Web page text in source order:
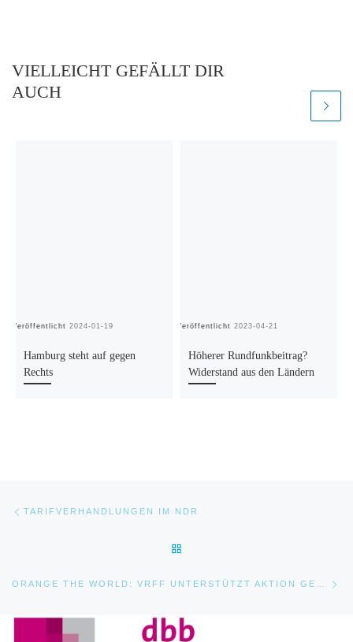
VIELLEICHT GEFÄLLT DIR
AUCH
Veröffentlicht2024-01-19
Hamburg steht auf gegen
Rechts
Veröffentlicht2023-04-21
Höherer Rundfunkbeitrag?
Widerstand aus den Ländern
Beitragsnavigation
TARIFVERHANDLUNGEN IM NDR
ORANGE THE WORLD: VRFF UNTERSTÜTZT AKTION GEGEN GEWALT AN FRAUEN